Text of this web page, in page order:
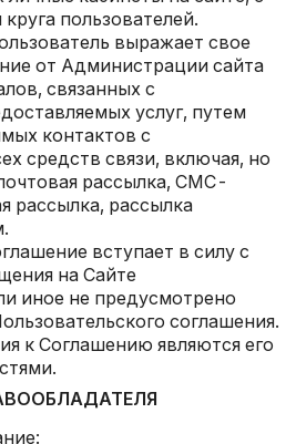
пользователей.
выражает свое
от Администрации сайта
связанных с
услуг, путем
контактов с
средств связи, включая, но
рассылка, СМС-
рассылка, рассылка
вступает в силу с
на Сайте
иное не предусмотрено
соглашения.
к Соглашению являются его